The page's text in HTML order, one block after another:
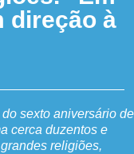
direção à
sexto aniversário de
cerca duzentos e
religiões,